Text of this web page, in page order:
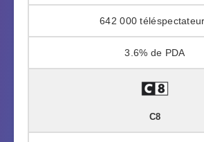
642 000
3.6%
C8